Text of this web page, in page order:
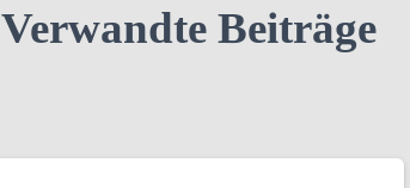
Verwandte Beiträge